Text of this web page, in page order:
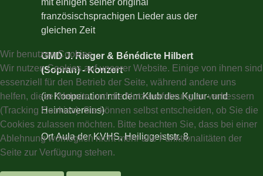
französischsprachigen Lieder aus der
gleichen Zeit
GMD J. Rieger & Bénédicte Hilbert
(Sopran) - Konzert
(in Kooperation mit dem Klub des Kultur- und
Heimatvereins)
OrtAula der KVHS, Heiliggeiststr. 8
Wir benutzen Cookies
Wir nutzen Cookies auf unserer Website. Einige von ihnen sind
essenziell für den Betrieb der Seite, während andere uns
helfen, diese Website und die Nutzererfahrung zu verbessern
(Tracking Cookies). Sie können selbst entscheiden, ob Sie die
Cookies zulassen möchten. Bitte beachten Sie, dass bei einer
Ablehnung womöglich nicht mehr alle Funktionalitäten der
Seite zur Verfügung stehen.